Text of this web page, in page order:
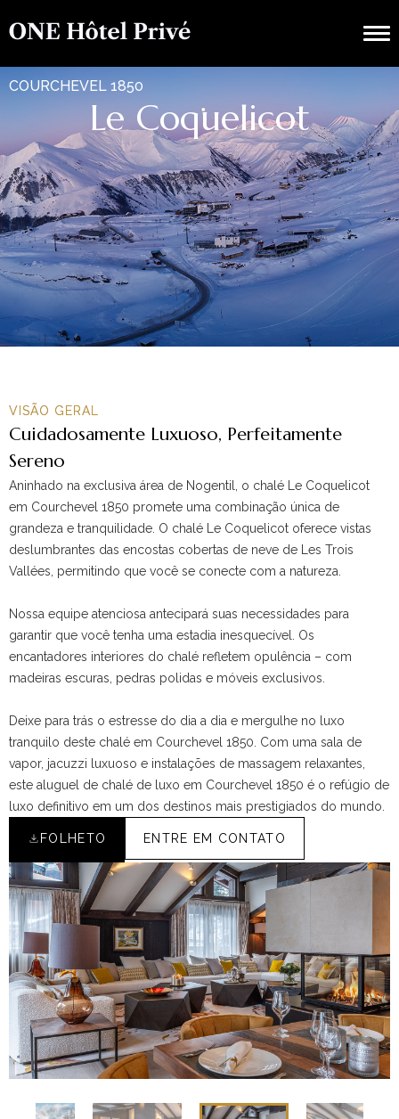
COURCHEVEL 1850
Le Coquelicot​
VISÃO GERAL
Cuidadosamente Luxuoso, Perfeitamente
Sereno
Aninhado na exclusiva área de Nogentil, o chalé Le Coquelicot
em Courchevel 1850 promete uma combinação única de
grandeza e tranquilidade. O chalé Le Coquelicot oferece vistas
deslumbrantes das encostas cobertas de neve de Les Trois
Vallées, permitindo que você se conecte com a natureza.
Nossa equipe atenciosa antecipará suas necessidades para
garantir que você tenha uma estadia inesquecível. Os
encantadores interiores do chalé refletem opulência – com
madeiras escuras, pedras polidas e móveis exclusivos.
Deixe para trás o estresse do dia a dia e mergulhe no luxo
tranquilo deste chalé em Courchevel 1850. Com uma sala de
vapor, jacuzzi luxuoso e instalações de massagem relaxantes,
este aluguel de chalé de luxo em Courchevel 1850 é o refúgio de
luxo definitivo em um dos destinos mais prestigiados do mundo.
FOLHETO ENTRE EM CONTATO